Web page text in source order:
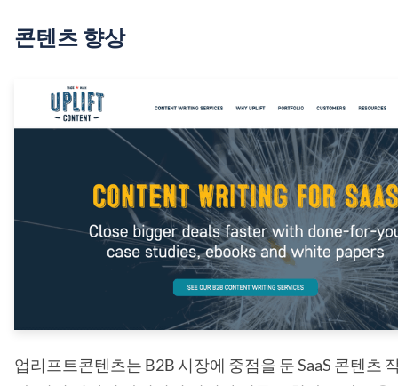
콘텐츠 향상
업리프트콘텐츠는 B2B 시장에 중점을 둔 SaaS 콘텐츠